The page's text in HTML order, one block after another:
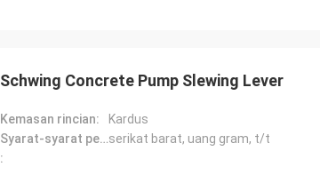
Schwing Concrete Pump Slewing Lever
Kemasan rincian:
Kardus
Syarat-syarat pembayaran:serikat barat, uang gram, t/t
: